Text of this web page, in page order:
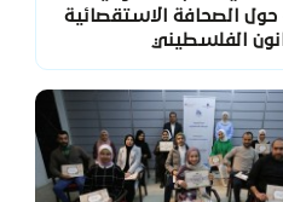
حول الصحافة الاستقصائية
الفلسطيني